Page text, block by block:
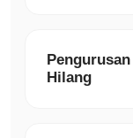
Hilang